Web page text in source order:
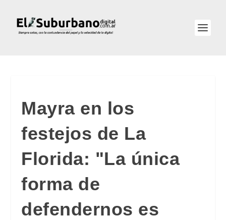
Mayra en los
festejos de La
Florida: "La única
forma de
defendernos es